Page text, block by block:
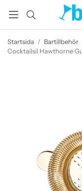
Startsida / Bartillbehör
Cocktailsil Hawthorne